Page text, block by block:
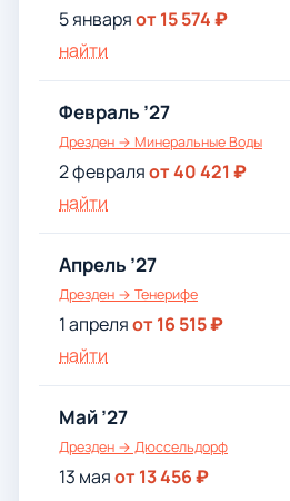
5 январяот 15 574 ₽
найти
Февраль ’27
Дрезден → Минеральные Воды
2 февраляот 40 421 ₽
найти
Апрель ’27
Дрезден → Тенерифе
1 апреляот 16 515 ₽
найти
Май ’27
Дрезден → Дюссельдорф
13 маяот 13 456 ₽